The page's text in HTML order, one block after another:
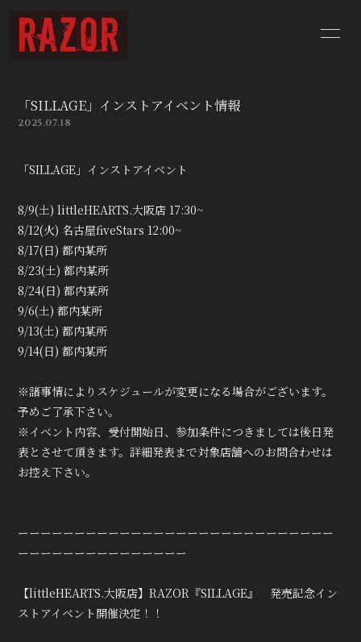
SCHEDULE
DISCOGRAPHY
YouTube
CONTACT
BLOG
Q&A
「SILLAGE」インストアイベント情報
2025.07.18
「SILLAGE」インストアイベント
8/9(土) littleHEARTS.大阪店 17:30~
8/12(火) 名古屋fiveStars 12:00~
8/17(日) 都内某所
8/23(土) 都内某所
8/24(日) 都内某所
9/6(土) 都内某所
9/13(土) 都内某所
9/14(日) 都内某所
※諸事情によりスケジュールが変更になる場合がございます。
予めご了承下さい。
※イベント内容、受付開始日、参加条件につきましては後日発
表とさせて頂きます。詳細発表まで対象店舗へのお問合わせは
お控え下さい。
ーーーーーーーーーーーーーーーーーーーーーーーーーーーー
ーーーーーーーーーーーーーーー
【littleHEARTS.大阪店】RAZOR『SILLAGE』 発売記念イン
ストアイベント開催決定！！